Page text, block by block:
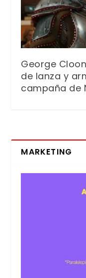
George
de lanza y
campaña de
MARKETING